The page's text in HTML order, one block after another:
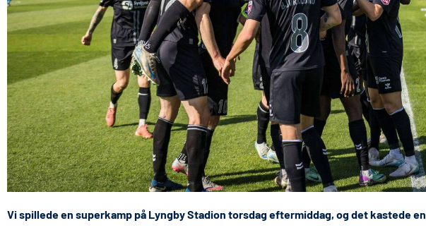
Vi spillede en superkamp på Lyngby Stadion torsdag eftermiddag, og det kastede